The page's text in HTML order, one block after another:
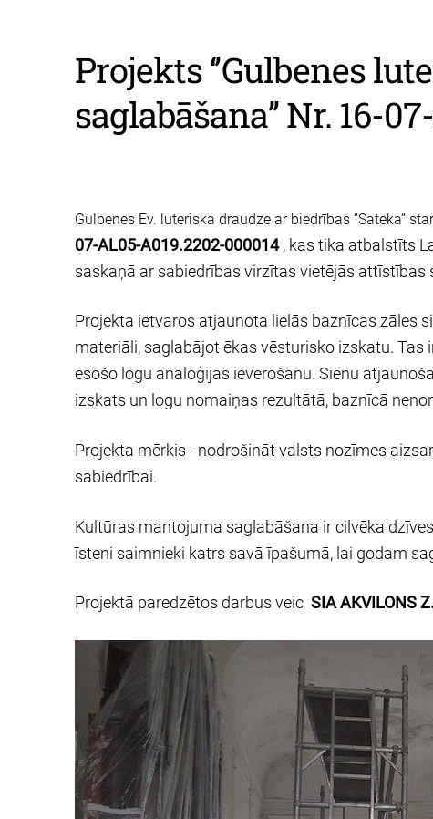
Projekts ‘’Gulbenes
saglabāšana’’ Nr. 16-
Gulbenes Ev. luteriska draudze ar biedrības ‘’Sateka’’
07-AL05-A019.2202-000014, kas tika atbalstīts
saskaņā ar sabiedrības virzītas vietējās attīstības
Projekta ietvaros atjaunota lielās baznīcas zāles
materiāli, saglabājot ēkas vēsturisko izskatu.
esošo logu analoģijas ievērošanu. Sienu
izskats un logu nomaiņas rezultātā, baznīcā
Projekta mērķis - nodrošināt valsts nozīmes
sabiedrībai.
Kultūras mantojuma saglabāšana ir cilvēka
īsteni saimnieki katrs savā īpašumā, lai godam
Projektā paredzētos darbus veic SIA AKVILONS Z.